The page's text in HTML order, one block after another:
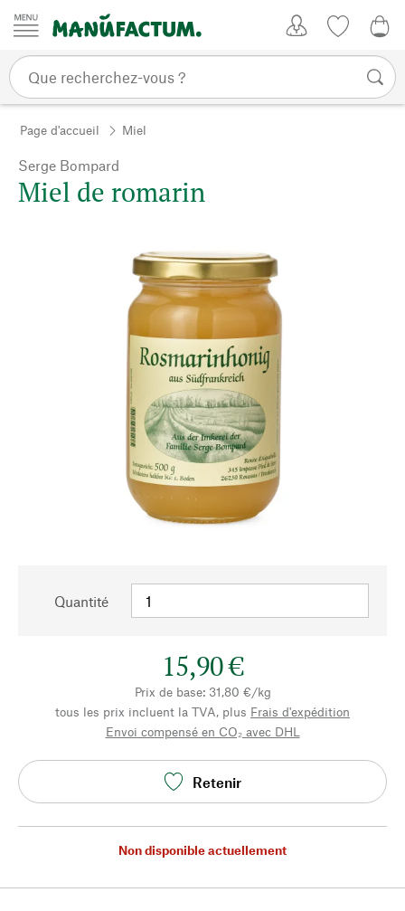
Passer au contenu
Page d'accueil Miel
Serge Bompard
Miel de romarin
Quantité
15,90 €
Prix de base: 31,80 €/kg
tous les prix incluent la TVA, plus Frais d'expédition
Envoi compensé en CO₂ avec DHL
Retenir
Non disponible actuellement